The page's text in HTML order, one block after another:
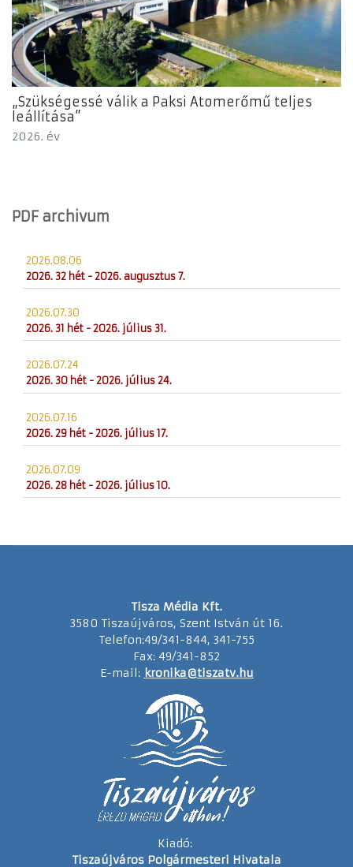
„Szükségessé válik a Paksi Atomerőmű teljes
leállítása”
2026. év
PDF archivum
2026.08.06
2026. 32 hét - 2026. augusztus 7.
2026.07.30
2026. 31 hét - 2026. július 31.
2026.07.24
2026. 30 hét - 2026. július 24.
2026.07.16
2026. 29 hét - 2026. július 17.
2026.07.09
2026. 28 hét - 2026. július 10.
Tisza Média Kft.
3580 Tiszaújváros, Szent István út 16.
Telefon:49/341-844, 341-755
Fax: 49/341-852
E-mail: kronika@tiszatv.hu
Kiadó:
Tiszaújváros Polgármesteri Hivatala